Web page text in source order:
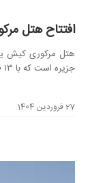
افتتاح هتل
هتل مرکوری کیش
جزیره است که با ۱۳ طبقه و ۱۴۰ واحد ...
27 فروردین 1404